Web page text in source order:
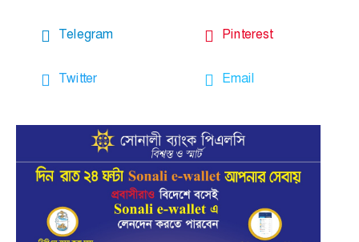
Telegram Pinterest
Twitter Email